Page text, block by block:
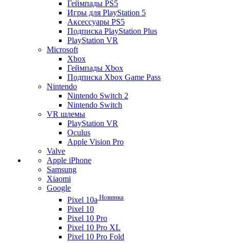
Геймпады PS5
Игры для PlayStation 5
Аксессуары PS5
Подписка PlayStation Plus
PlayStation VR
Microsoft
Xbox
Геймпады Xbox
Подписка Xbox Game Pass
Nintendo
Nintendo Switch 2
Nintendo Switch
VR шлемы
PlayStation VR
Oculus
Apple Vision Pro
Valve
Apple iPhone
Samsung
Xiaomi
Google
Pixel 10a Новинка
Pixel 10
Pixel 10 Pro
Pixel 10 Pro XL
Pixel 10 Pro Fold